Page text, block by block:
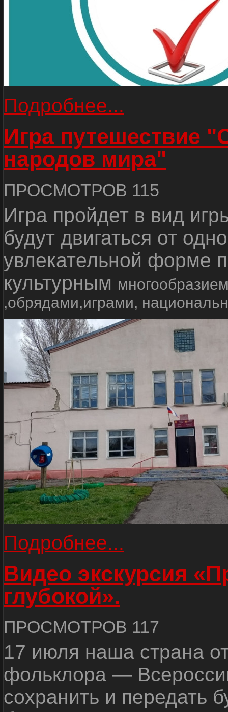
Подробнее...
Игра путешествие
народов мира"
ПРОСМОТРОВ 115
Игра пройдет в вид
будут двигаться от
увлекательной форме
культурным
,обрядами,играми,
Подробнее...
Видео экскурсия
глубокой».
ПРОСМОТРОВ 117
17 июля наша страна
фольклора —
сохранить и передать